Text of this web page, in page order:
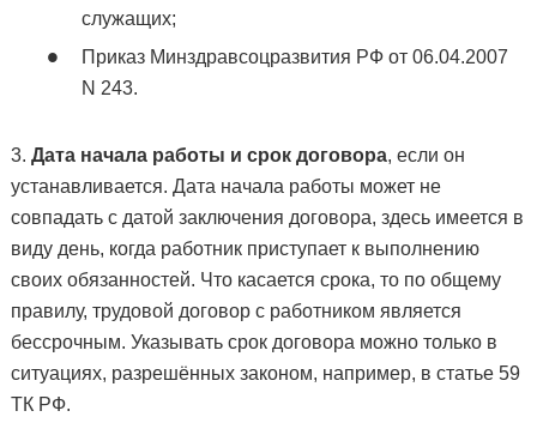
служащих;
Приказ Минздравсоцразвития РФ от 06.04.2007
N 243.
3. Дата начала работы и срок договора, если он
устанавливается. Дата начала работы может не
совпадать с датой заключения договора, здесь имеется в
виду день, когда работник приступает к выполнению
своих обязанностей. Что касается срока, то по общему
правилу, трудовой договор с работником является
бессрочным. Указывать срок договора можно только в
ситуациях, разрешённых законом, например, в статье 59
ТК РФ.